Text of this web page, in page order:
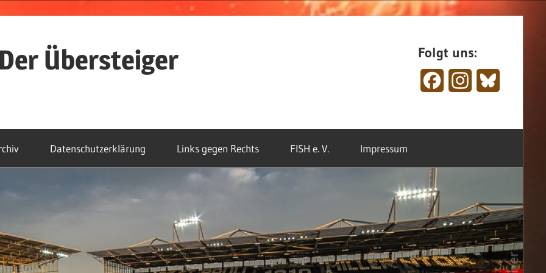
Der Übersteiger Folgt uns:
FacebookInstagram
Datenschutzerklärung Links gegen Rechts FISH e. V. Impressum